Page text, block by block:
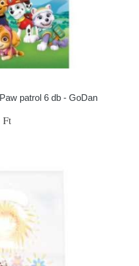
patrol 6 db - GoDan
Ft